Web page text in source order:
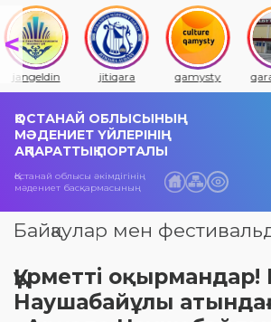
jangeldin jitiqara qamysty
ҚОСТАНАЙ ОБЛЫСЫНЫҢ
МӘДЕНИЕТ ҮЙЛЕРІНІҢ
АҚПАРАТТЫҚ ПОРТАЛЫ
Қостанай облысы әкімдігінің
мәдениет басқармасының
Байқаулар мен
Құрметті
Наушабайұлы